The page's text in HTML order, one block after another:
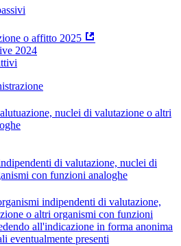
o affitto 2025
2024
nuclei di valutazione o altri
di valutazione, nuclei di
con funzioni analoghe
indipendenti di valutazione,
o altri organismi con funzioni
all'indicazione in forma anonima
eventualmente presenti